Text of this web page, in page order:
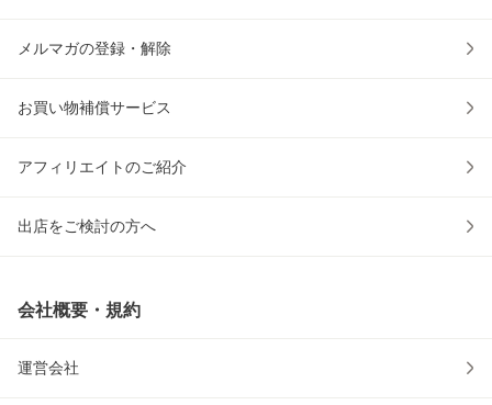
メルマガの登録・解除
お買い物補償サービス
アフィリエイトのご紹介
出店をご検討の方へ
会社概要・規約
運営会社